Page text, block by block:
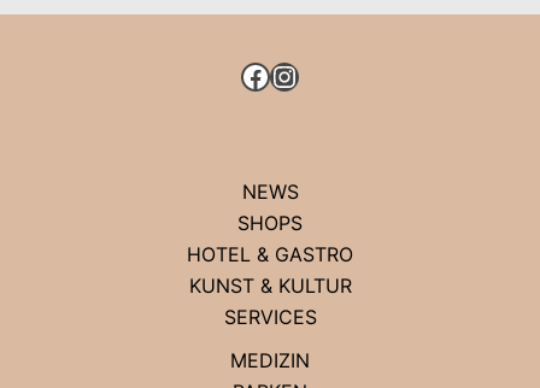
FACEBOOK
INSTAGRAM
NEWS
SHOPS
HOTEL & GASTRO
KUNST & KULTUR
SERVICES
MEDIZIN